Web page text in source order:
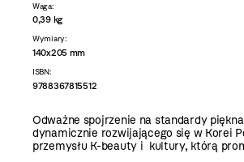
Waga:
0,39 kg
Wymiary:
140x205 mm
ISBN:
9788367815512
Odważne spojrzenie na standardy
dynamicznie rozwijającego się w Korei
przemysłu K-beauty i kultury, którą